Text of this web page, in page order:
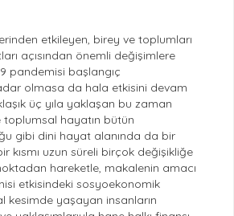
etkileyen, birey ve toplumları
açısından önemli değişimlere
pandemisi başlangıç
olmasa da hala etkisini devam
üç yıla yaklaşan bu zaman
toplumsal hayatın bütün
gibi dini hayat alanında da bir
kısmı uzun süreli birçok değişikliğe
hareketle, makalenin amacı
etkisindeki sosyoekonomik
kesimde yaşayan insanların